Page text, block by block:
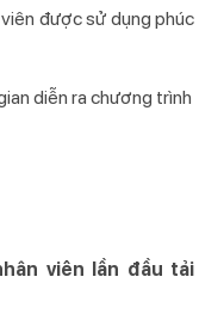
được sử dụng phúc
diễn ra chương trình
viên lần đầu tải